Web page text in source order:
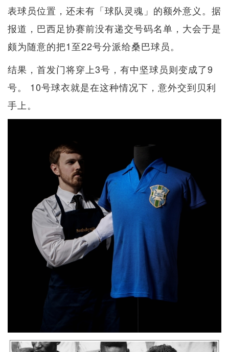
表球员位置，还未有「球队灵魂」的额外意义。据
报道，巴西足协赛前没有递交号码名单，大会于是
颇为随意的把1至22号分派给桑巴球员。
结果，首发门将穿上3号，有中坚球员则变成了9
号。 10号球衣就是在这种情况下，意外交到贝利
手上。